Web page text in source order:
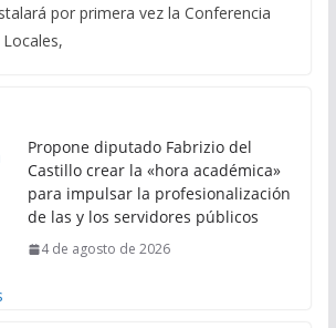
por primera vez la Conferencia
Propone diputado Fabrizio del
Castillo crear la «hora académica»
para impulsar la profesionalización
de las y los servidores públicos
4 de agosto de 2026